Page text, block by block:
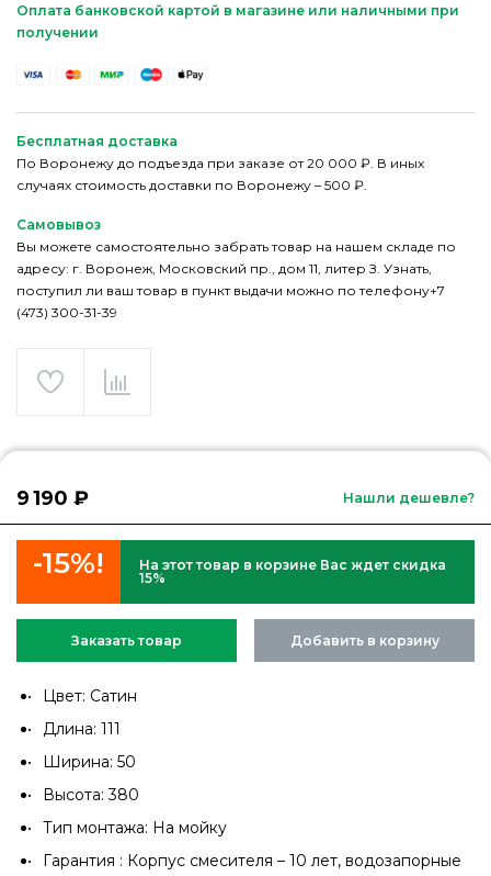
Оплата банковской картой в магазине или наличными при
получении
Бесплатная доставка
По Воронежу до подъезда при заказе от 20 000 ₽. В иных
случаях стоимость доставки по Воронежу – 500 ₽.
Самовывоз
Вы можете самостоятельно забрать товар на нашем складе по
адресу: г. Воронеж, Московский пр., дом 11, литер З. Узнать,
поступил ли ваш товар в пункт выдачи можно по телефону+7
(473) 300-31-39
9 190 ₽ Нашли дешевле?
-15%!
На этот товар в корзине Вас ждет скидка
15%
Заказать товар Добавить в корзину
Цвет: Сатин
Длина: 111
Ширина: 50
Высота: 380
Тип монтажа: На мойку
Гарантия : Корпус смесителя – 10 лет, водозапорные